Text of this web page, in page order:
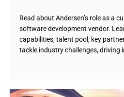
Read about Andersen’s role as a
software development vendor.
capabilities, talent pool, key
tackle industry challenges, driving